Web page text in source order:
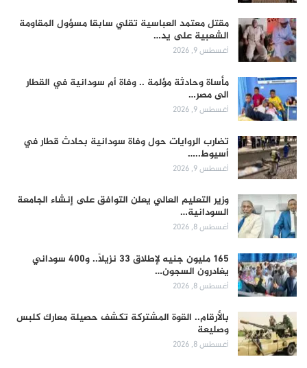
مقتل معتمد العباسية تقلي سابقا مسؤول المقاومة
الشعبية على يد…
أغسطس 9, 2026
مأساة وحادثة مؤلمة .. وفاة أم سودانية في القطار
الى مصر…
أغسطس 9, 2026
تضارب الروايات حول وفاة سودانية بحادث قطار في
أسيوط..…
أغسطس 9, 2026
وزير التعليم العالي يعلن التوافق على إنشاء الجامعة
السودانية…
أغسطس 8, 2026
165 مليون جنيه لإطلاق 33 نزيلاً.. و400 سوداني
يغادرون السجون…
أغسطس 8, 2026
بالأرقام.. القوة المشتركة تكشف حصيلة معارك كلبس
وصليعة
أغسطس 8, 2026